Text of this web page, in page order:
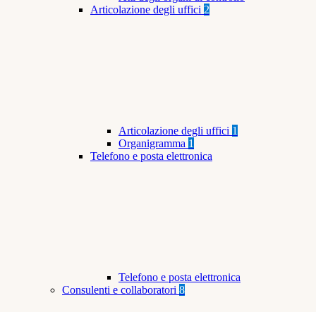
Articolazione degli uffici 2
Articolazione degli uffici 1
Organigramma 1
Telefono e posta elettronica
Telefono e posta elettronica
Consulenti e collaboratori 8